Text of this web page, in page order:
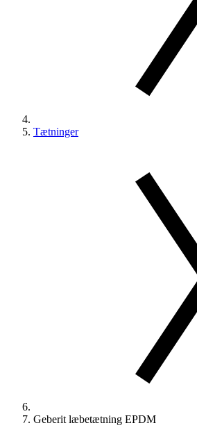
Tætninger
Geberit læbetætning EPDM